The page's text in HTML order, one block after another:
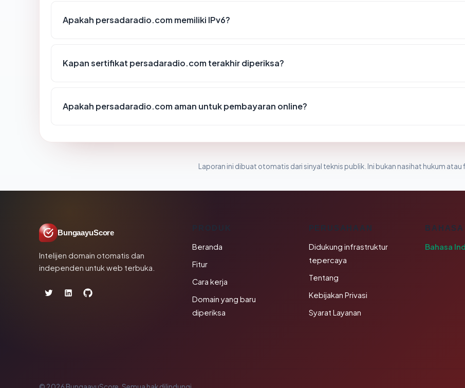
Apakah persadaradio.com memiliki IPv6?
Kapan sertifikat persadaradio.com terakhir diperiksa?
Apakah persadaradio.com aman untuk pembayaran online?
Laporan ini dibuat otomatis dari sinyal teknis publik. Ini bukan nasihat hukum atau
BungaayuScore
Intelijen domain otomatis dan
independen untuk web terbuka.
Beranda
Fitur
Cara kerja
Domain yang baru
diperiksa
PERUSAHAAN
Didukung infrastruktur
tepercaya
Tentang
Kebijakan Privasi
Syarat Layanan
BAHASA
Bahasa